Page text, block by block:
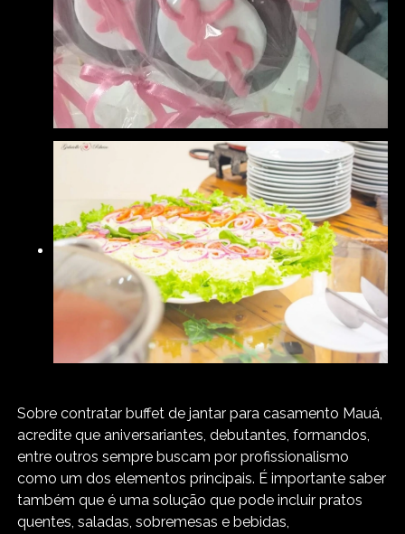
Sobre contratar buffet de jantar para casamento Mauá,
acredite que aniversariantes, debutantes, formandos,
entre outros sempre buscam por profissionalismo
como um dos elementos principais. É importante saber
também que é uma solução que pode incluir pratos
quentes, saladas, sobremesas e bebidas,